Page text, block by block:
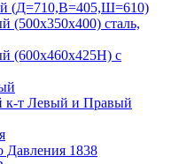
(Д=710,В=405,Ш=610)
(500х350х400) сталь,
(600х460х425Н) с
т Левый и Правый
Давления 1838